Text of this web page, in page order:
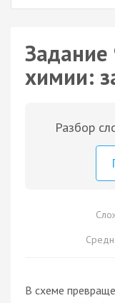
Задание
химии:
Разбор
В схеме